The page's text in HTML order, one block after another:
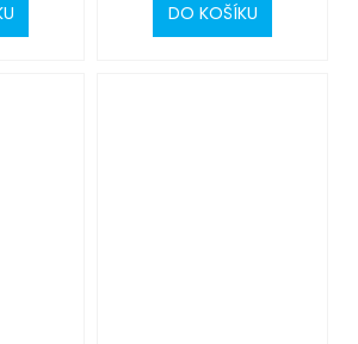
DO KOŠÍKU